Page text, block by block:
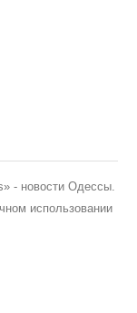
- новости Одессы.
использовании